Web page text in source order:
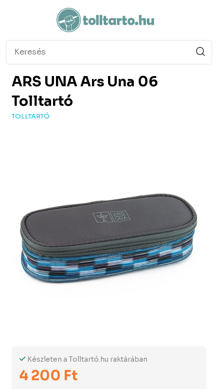
ARS UNAArs Una 06
Tolltartó
TOLLTARTÓ
Készleten a Tolltartó.hu raktárában
4 200 Ft